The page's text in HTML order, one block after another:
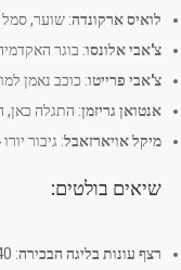
לואיס ארקונדה: שוער,
צ'אבי אלונסו: בוגר האקדמיה,
צ'אבי פרייטו: כוכב נאמן
אנטואן גריזמן: התגלה כאן,
מיקל אויארזאבל: גיבור יורו 2024, מייצג את ההמשכיות המקומית
שיאים בולטים:
רצף עונות בליגה הבכירה: 40 עונות ברציפות (1967–2007)